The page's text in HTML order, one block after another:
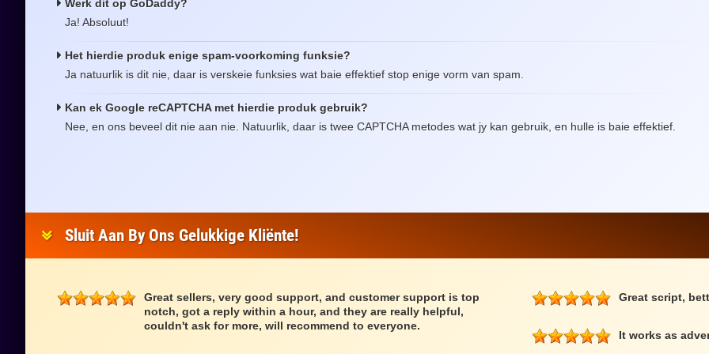
Werk dit op GoDaddy?
Ja! Absoluut!
Het hierdie produk enige spam-voorkoming funksie?
Ja natuurlik is dit nie, daar is verskeie funksies wat baie effektief stop enige vorm van spam.
Kan ek Google reCAPTCHA met hierdie produk gebruik?
Nee, en ons beveel dit nie aan nie. Natuurlik, daar is twee CAPTCHA metodes wat jy kan gebruik, en hulle is baie effektief.
Sluit Aan By Ons Gelukkige Kliënte!
Great sellers, very good support, and customer support is top
notch, got a reply within a hour, and they are really helpful,
couldn't ask for more, will recommend to everyone.
Great script,
It works as